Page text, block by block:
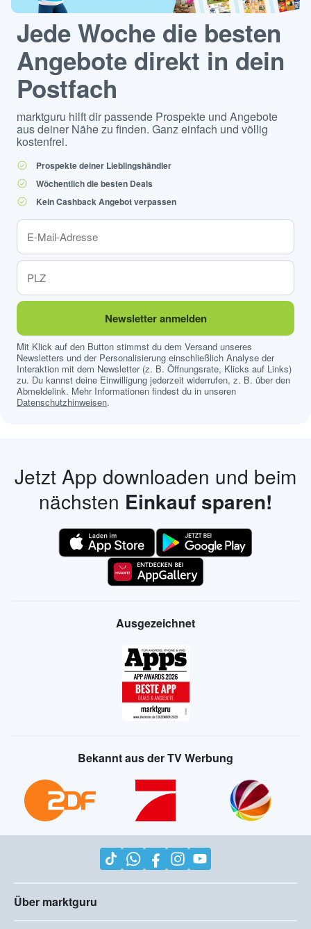
Jede Woche die besten
Angebote direkt in dein
Postfach
marktguru hilft dir passende Prospekte und Angebote
aus deiner Nähe zu finden. Ganz einfach und völlig
kostenfrei.
Prospekte deiner Lieblingshändler
Wöchentlich die besten Deals
Kein Cashback Angebot verpassen
Newsletter anmelden
Mit Klick auf den Button stimmst du dem Versand unseres
Newsletters und der Personalisierung einschließlich Analyse der
Interaktion mit dem Newsletter (z. B. Öffnungsrate, Klicks auf Links)
zu. Du kannst deine Einwilligung jederzeit widerrufen, z. B. über den
Abmeldelink. Mehr Informationen findest du in unseren
Datenschutzhinweisen.
Jetzt App downloaden und beim
nächsten Einkauf sparen!
Ausgezeichnet
Bekannt aus der TV Werbung
Über marktguru